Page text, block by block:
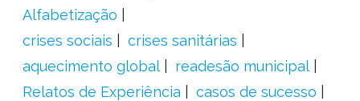
Alfabetização
crises sociais
crises sanitárias
aquecimento global
readesão municipal
Relatos de Experiência
casos de sucesso